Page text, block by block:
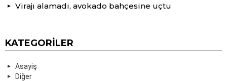
Virajı alamadı, avokado bahçesine uçtu
KATEGORILER
Asayiş
Diğer